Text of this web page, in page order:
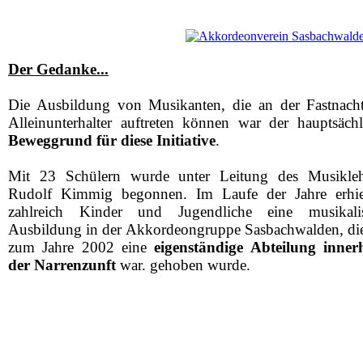
Der Gedanke...
Die Ausbildung von Musikanten, die an der
Alleinunterhalter auftreten können war der
Beweggrund für diese Initiative.
Mit 23 Schülern wurde unter Leitung des
Rudolf Kimmig begonnen. Im Laufe der Jahre
zahlreich Kinder und Jugendliche eine
Ausbildung in der Akkordeongruppe Sasbachwalden,
zum Jahre 2002 eineeigenständige Abteilung
der Narrenzunft war. gehoben wurde.